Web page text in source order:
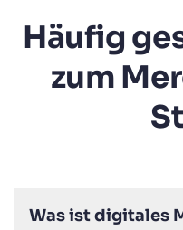
Häufig
zum
Was ist digitales